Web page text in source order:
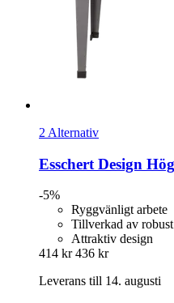
2 Alternativ
Esschert Design
-5%
Ryggvänligt arbete
Tillverkad av
Attraktiv design
414 kr 436 kr
Leverans till 14. augusti